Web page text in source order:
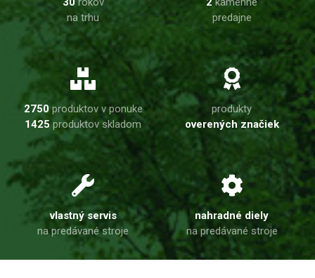
na trhu
predajne
2750produktov v ponuke
1425produktov skladom
produkty
overených značiek
vlastný servis
na predávané stroje
nahradné diely
na predávané stroje